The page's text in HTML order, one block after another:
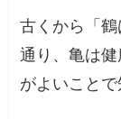
古くから「
通り、亀は
がよいことで